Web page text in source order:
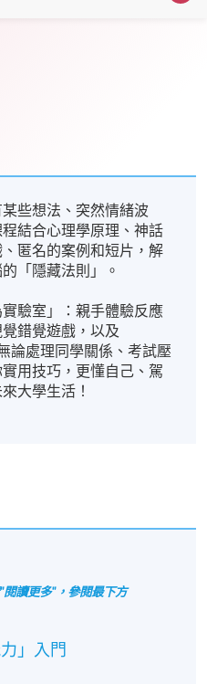
些想法、突然情緒波
結合心理學原理、神話
匿名的案例和短片，解
「隱藏法則」。​
驗室」：親手體驗反應
錯覺遊戲，以及
論處理同學關係、考試壓
用技巧，更懂自己、駕
大學生活！​
讀更多"，參閱最下方
」入門